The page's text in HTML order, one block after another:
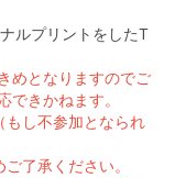
ルプリントをしたT
めとなりますのでご
できかねます。
もし不参加となられ
了承ください。